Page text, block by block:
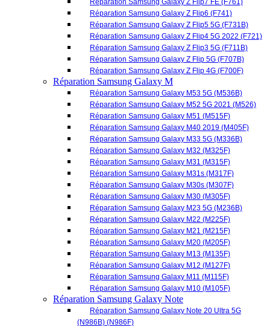
Réparation Samsung Galaxy M52 5G 2021 (M526)
Réparation Samsung Galaxy M51 (M515F)
Réparation Samsung Galaxy M40 2019 (M405F)
Réparation Samsung Galaxy M33 5G (M336B)
Réparation Samsung Galaxy M32 (M325F)
Réparation Samsung Galaxy M31 (M315F)
Réparation Samsung Galaxy M31s (M317F)
Réparation Samsung Galaxy M30s (M307F)
Réparation Samsung Galaxy M30 (M305F)
Réparation Samsung Galaxy M23 5G (M236B)
Réparation Samsung Galaxy M22 (M225F)
Réparation Samsung Galaxy M21 (M215F)
Réparation Samsung Galaxy M20 (M205F)
Réparation Samsung Galaxy M13 (M135F)
Réparation Samsung Galaxy M12 (M127F)
Réparation Samsung Galaxy M11 (M115F)
Réparation Samsung Galaxy M10 (M105F)
Réparation Samsung Galaxy Note
Réparation Samsung Galaxy Note 20 Ultra 5G
(N986B) (N986F)
Réparation Samsung Galaxy Note 20 4G (N980F) |
5G (N981F)
Réparation Samsung Galaxy Note 10+ (N975F)
Réparation Samsung Galaxy Note 10 (N970F)
Réparation Samsung Galaxy Note 10 Lite (N770F)
Réparation Samsung Galaxy Note 9 (N960F)
Réparation Samsung Galaxy Note 8 (N950F)
Réparation Samsung Galaxy Note 5 (N920F)